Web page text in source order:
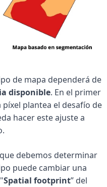
de mapa dependerá de
disponible. En el primer
plantea el desafío de
hacer este ajuste a
debemos determinar
puede cambiar una
Spatial footprint” del